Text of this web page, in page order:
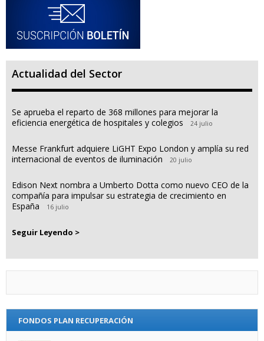
Actualidad del Sector
Se aprueba el reparto de 368 millones para mejorar la
eficiencia energética de hospitales y colegios
24 julio
Messe Frankfurt adquiere LiGHT Expo London y amplía su red
internacional de eventos de iluminación
20 julio
Edison Next nombra a Umberto Dotta como nuevo CEO de la
compañía para impulsar su estrategia de crecimiento en
España
16 julio
Seguir Leyendo >
FONDOS PLAN RECUPERACIÓN